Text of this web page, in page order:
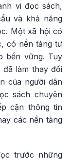
vi đọc sách,
và khả năng
Một xã hội có
có nền tảng tư
bền vững. Tuy
đã làm thay đổi
của người dân
sách chuyên
cận thông tin
các nền tảng
trước những